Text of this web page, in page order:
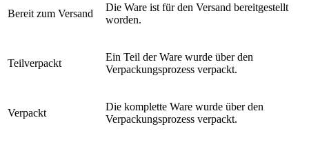
Bereit zum Versand
Die Ware ist für den Versand bereitgestellt
worden.
Teilverpackt
Ein Teil der Ware wurde über den
Verpackungsprozess verpackt.
Verpackt
Die komplette Ware wurde über den
Verpackungsprozess verpackt.